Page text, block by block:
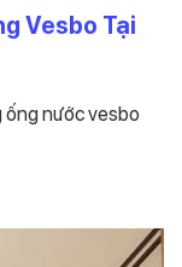
Vesbo Tại
ống nước vesbo